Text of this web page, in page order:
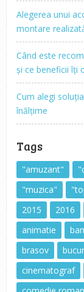
Alegerea unui
montare
Când este
și ce beneficii îți
Cum alegi
înălțime
Tags
"amuzant"
"muzica"
2015
2016
animatie
brasov
cinematograf